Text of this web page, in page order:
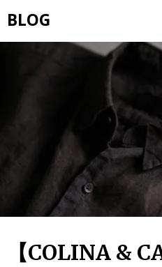
to
content
BLOG
【COLINA &